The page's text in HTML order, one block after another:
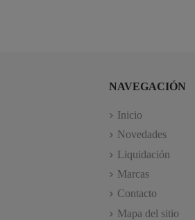
NAVEGACIÓN
Inicio
Novedades
Liquidación
Marcas
Contacto
Mapa del sitio